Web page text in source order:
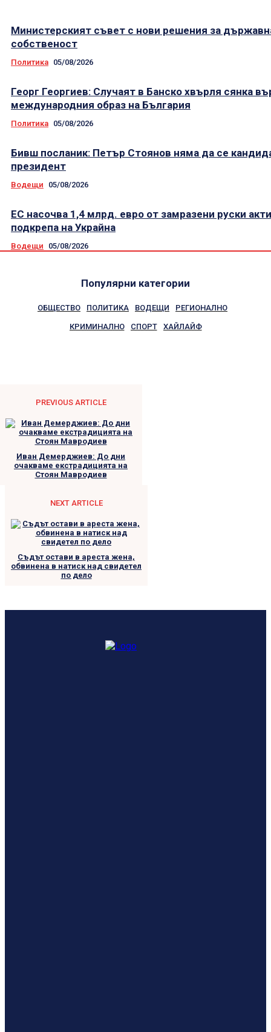
Министерският съвет с нови решения за
собственост
Политика 05/08/2026
Георг Георгиев: Случаят в Банско хвърля сянка
международния образ на България
Политика 05/08/2026
Бивш посланик: Петър Стоянов няма да се
президент
Водещи 05/08/2026
ЕС насочва 1,4 млрд. евро от замразени руски
подкрепа на Украйна
Водещи 05/08/2026
Популярни категории
ОБЩЕСТВО ПОЛИТИКА ВОДЕЩИ РЕГИОНАЛНО
КРИМИНАЛНО СПОРТ ХАЙЛАЙФ
PREVIOUS ARTICLE
Иван Демерджиев: До дни
очакваме екстрадицията на
Стоян Мавродиев
NEXT ARTICLE
Съдът остави в ареста жена,
обвинена в натиск над свидетел
по дело